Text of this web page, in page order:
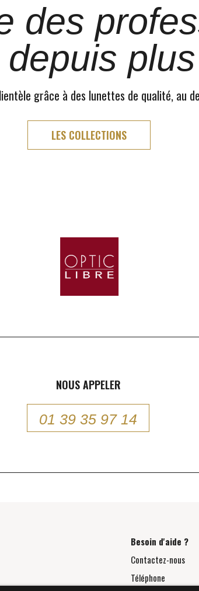
des
depuis
grâce à des lunettes de qualité, au
LES COLLECTIONS
NOUS APPELER
01 39 35 97 14
Besoin d'aide ?
Contactez-nous
Téléphone